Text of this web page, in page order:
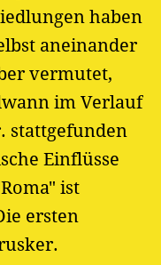
haben
aneinander
vermutet,
im Verlauf
stattgefunden
Einflüsse
ist
ersten